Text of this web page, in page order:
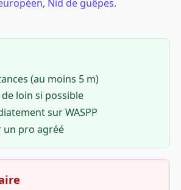
, Nid de guêpes.
(au moins 5 m)
loin si possible
sur WASPP
un pro agréé